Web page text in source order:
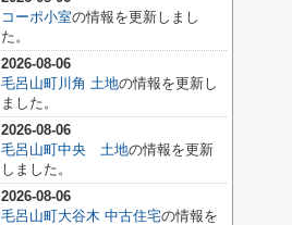
コーポ小室の情報を更新しまし
た。
2026-08-06
毛呂山町川角 土地の情報を更新し
ました。
2026-08-06
毛呂山町中央 土地の情報を更新
しました。
2026-08-06
毛呂山町大谷木 中古住宅の情報を